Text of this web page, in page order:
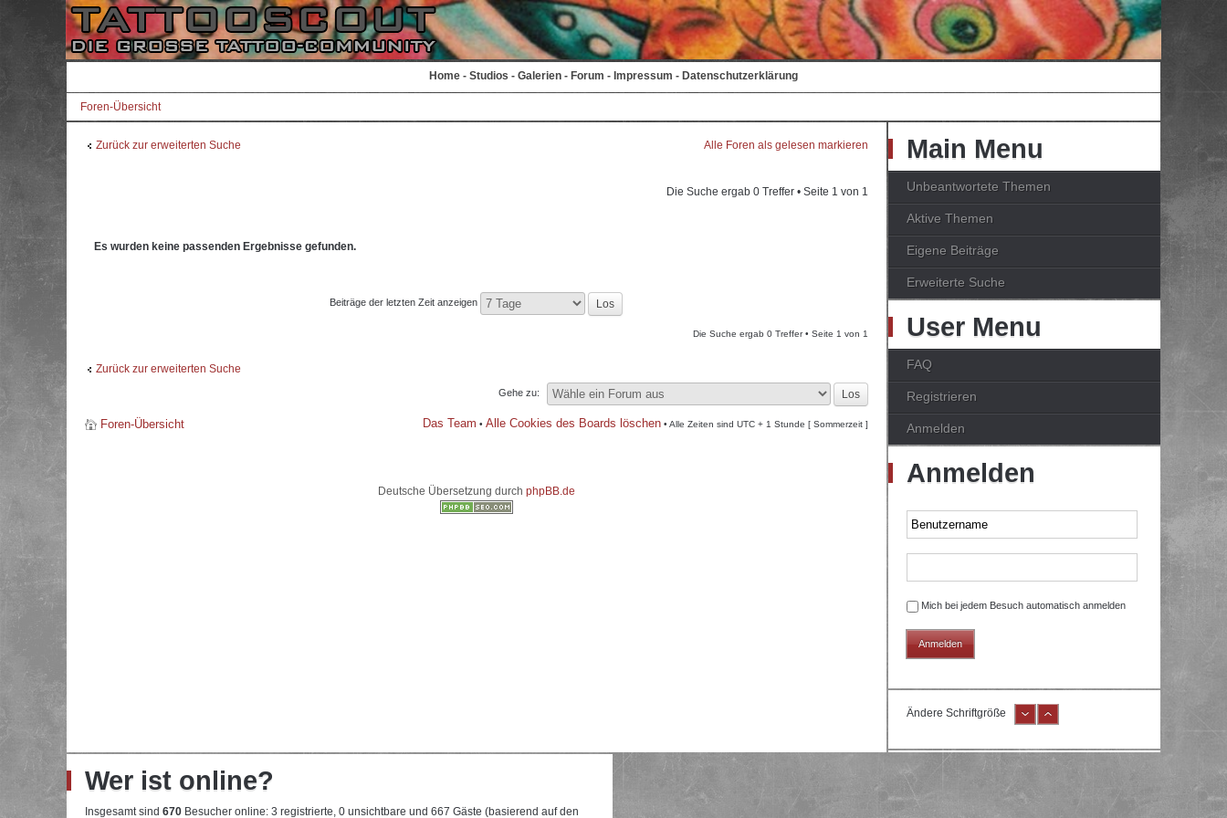
Home - Studios - Galerien - Forum - Impressum - Datenschutzerklärung
Foren-Übersicht
Zurück zur erweiterten Suche Alle Foren als gelesen markieren
Die Suche ergab 0 Treffer • Seite 1 von 1
Es wurden keine passenden Ergebnisse gefunden.
Beiträge der letzten Zeit anzeigen
Die Suche ergab 0 Treffer • Seite 1 von 1
Zurück zur erweiterten Suche
Gehe zu:
Foren-Übersicht Das Team • Alle Cookies des Boards löschen • Alle Zeiten sind UTC + 1 Stunde [ Sommerzeit ]
Deutsche Übersetzung durch phpBB.de
Main Menu
Unbeantwortete Themen
Aktive Themen
Eigene Beiträge
Erweiterte Suche
User Menu
FAQ
Registrieren
Anmelden
Anmelden
Mich bei jedem Besuch automatisch anmelden
Ändere Schriftgröße
Wer ist online?
Insgesamt sind 670 Besucher online: 3 registrierte, 0 unsichtbare und 667 Gäste (basierend auf den